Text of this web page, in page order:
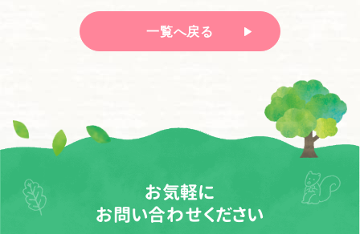
一覧へ戻る
お気軽に
お問い合わせください